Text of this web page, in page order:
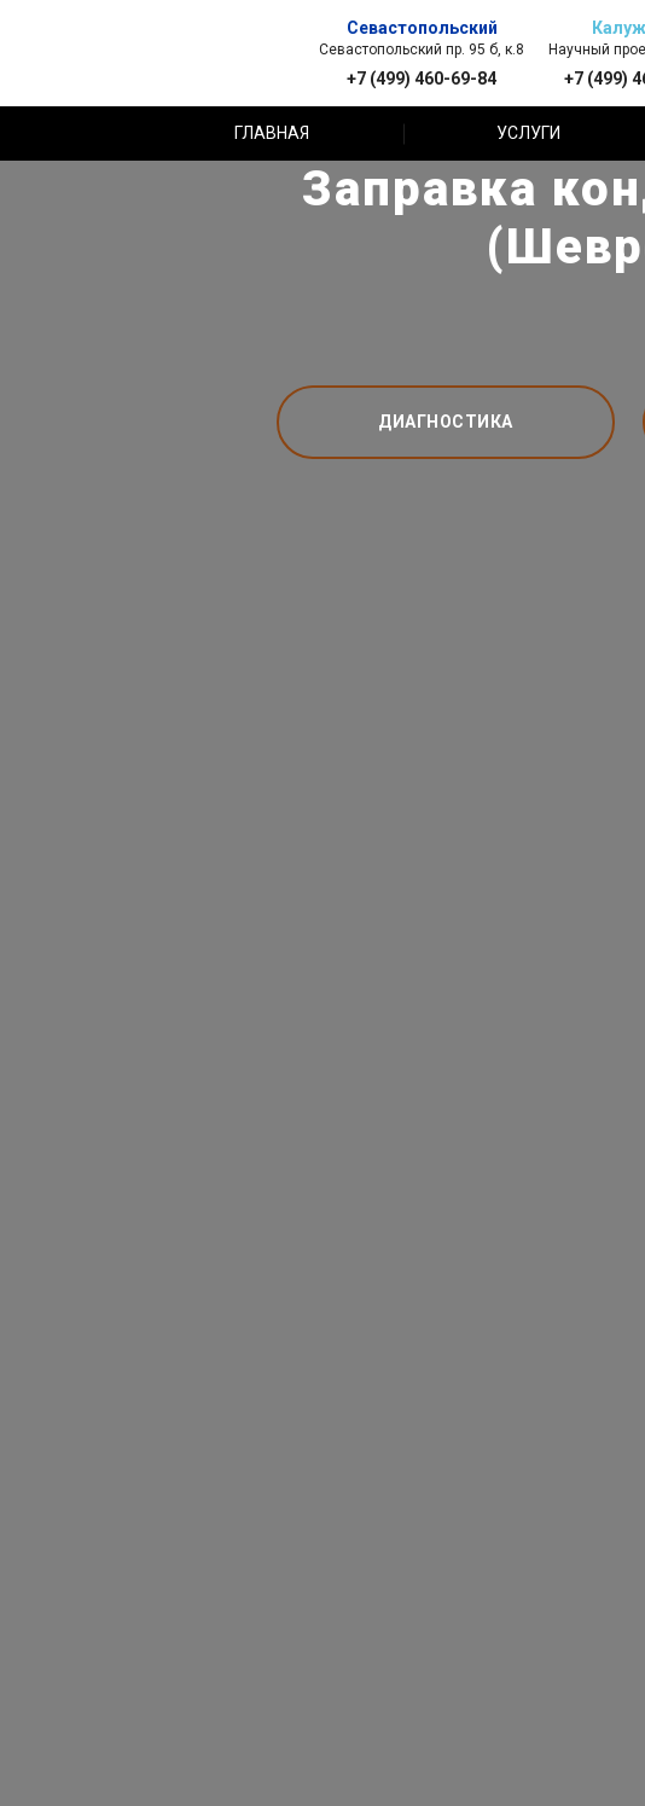
Севастопольский
Севастопольский пр. 95 б, к.8
+7 (499) 460-69-84
Научный
+7 (499)
ГЛАВНАЯ УСЛУГИ
Заправка
ДИАГНОСТИКА